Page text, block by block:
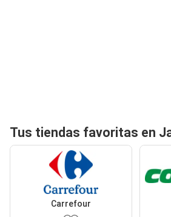
Tus tiendas favoritas en
Carrefour